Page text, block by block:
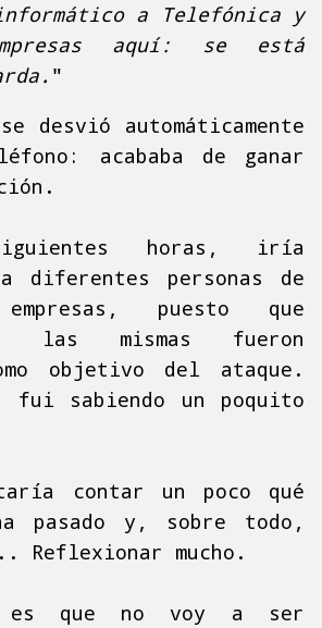
a Telefónica y
aquí: se está
"
desvió automáticamente
acababa de ganar
horas, iría
a diferentes personas de
puesto que
las mismas fueron
objetivo del ataque.
fui sabiendo un poquito
contar un poco qué
pasado y, sobre todo,
Reflexionar mucho.
es que no voy a ser